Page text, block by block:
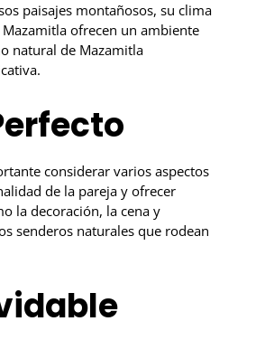
paisajes montañosos, su clima
ofrecen un ambiente
natural de Mazamitla
considerar varios aspectos
de la pareja y ofrecer
la decoración, la cena y
senderos naturales que rodean